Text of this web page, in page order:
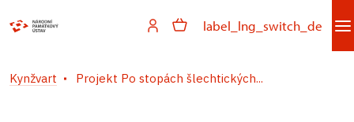
label_lng_switch_de
Kynžvart Projekt Po stopách šlechtických...